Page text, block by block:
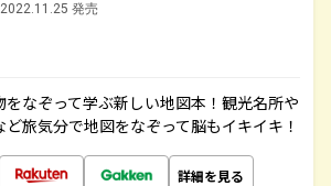
2022.11.25 発売
をなぞって学ぶ新しい地図本！観光名所や
旅気分で地図をなぞって脳もイキイキ！
詳細を見る